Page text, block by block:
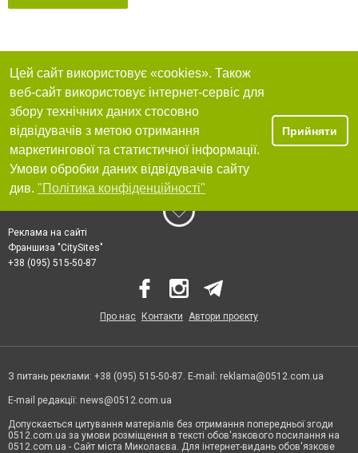
Цей сайт використовує «cookies». Також
веб-сайт використовує інтернет-сервіс для
збору технічних даних стосовно
відвідувачів з метою отримання
маркетингової та статистичної інформації.
Умови обробки даних відвідувачів сайту
див. "Політика конфіденційності"
Прийняти
Реклама на сайті
Франшиза "CitySites"
+38 (095) 515-50-87
Про нас Контакти Автори проєкту
З питань реклами: +38 (095) 515-50-87. E-mail: reklama@0512.com.ua
E-mail редакції: news@0512.com.ua
Допускається цитування матеріалів без отримання попередньої згоди
0512.com.ua за умови розміщення в тексті обов'язкового посилання на
0512.com.ua - Сайт міста Миколаєва. Для інтернет-видань обов'язкове